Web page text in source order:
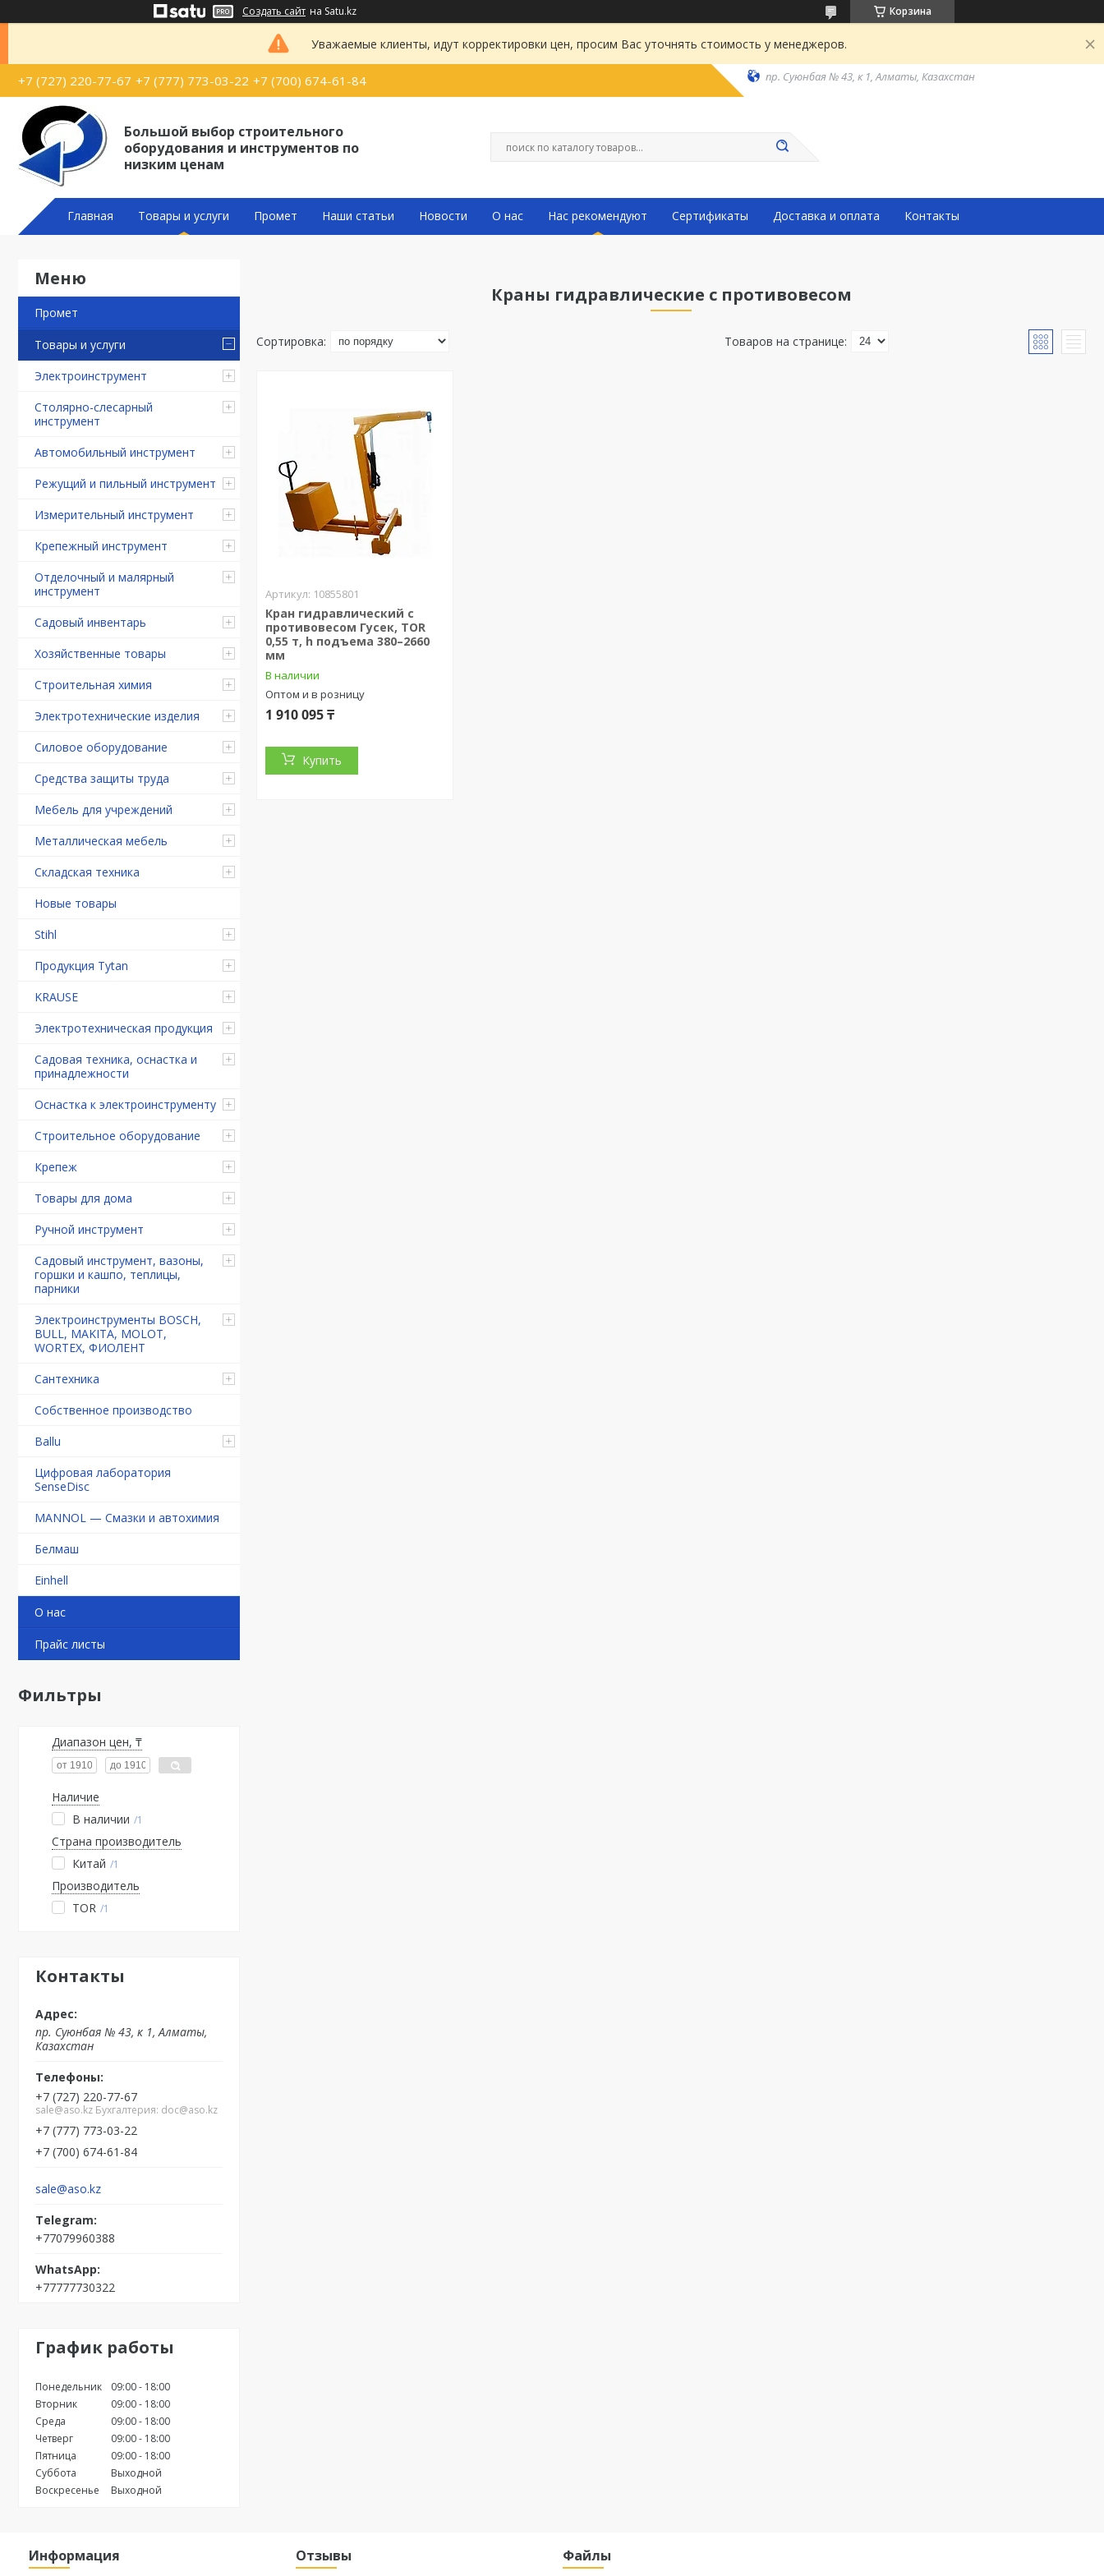
Создать сайт на Satu.kz Корзина
Уважаемые клиенты, идут корректировки цен, просим Вас уточнять стоимость у менеджеров.
+7 (727) 220-77-67 +7 (777) 773-03-22 +7 (700) 674-61-84 пр. Суюнбая № 43, к 1, Алматы, Казахстан
Большой выбор строительного
оборудования и инструментов по
низким ценам
Главная Товары и услуги Промет Наши статьи Новости О нас Нас рекомендуют Сертификаты Доставка и оплата Контакты
Промет
Товары и услуги
Электроинструмент
Столярно-слесарный
инструмент
Автомобильный инструмент
Режущий и пильный инструмент
Измерительный инструмент
Крепежный инструмент
Отделочный и малярный
инструмент
Садовый инвентарь
Хозяйственные товары
Строительная химия
Электротехнические изделия
Силовое оборудование
Средства защиты труда
Мебель для учреждений
Металлическая мебель
Складская техника
Новые товары
Stihl
Продукция Tytan
KRAUSE
Электротехническая продукция
Садовая техника, оснастка и
принадлежности
Оснастка к электроинструменту
Строительное оборудование
Крепеж
Товары для дома
Ручной инструмент
Садовый инструмент, вазоны,
горшки и кашпо, теплицы,
парники
Электроинструменты BOSCH,
BULL, MAKITA, MOLOT,
WORTEX, ФИОЛЕНТ
Сантехника
Собственное производство
Ballu
Цифровая лаборатория
SenseDisc
MANNOL — Смазки и автохимия
Белмаш
Einhell
О нас
Прайс листы
Фильтры
Диапазон цен, ₸
Наличие
В наличии
1
Страна производитель
Китай
1
Производитель
TOR 1
Контакты
пр. Суюнбая № 43, к 1, Алматы,
Казахстан
+7 (727) 220-77-67
sale@aso.kz Бухгалтерия: doc@aso.kz
+7 (777) 773-03-22
+7 (700) 674-61-84
sale@aso.kz
+77079960388
+77777730322
График работы
Понедельник 09:00
18:00
Вторник
09:00
18:00
Среда
09:00
18:00
Четверг
09:00
18:00
Пятница
09:00
18:00
Суббота
Выходной
Воскресенье
Выходной
Краны гидравлические с противовесом
10855801
Кран гидравлический c
противовесом Гусек, TOR
0,55 т, h подъема 380–2660
мм
В наличии
Оптом и в розницу
1 910 095 ₸
Купить
Информация Отзывы Файлы